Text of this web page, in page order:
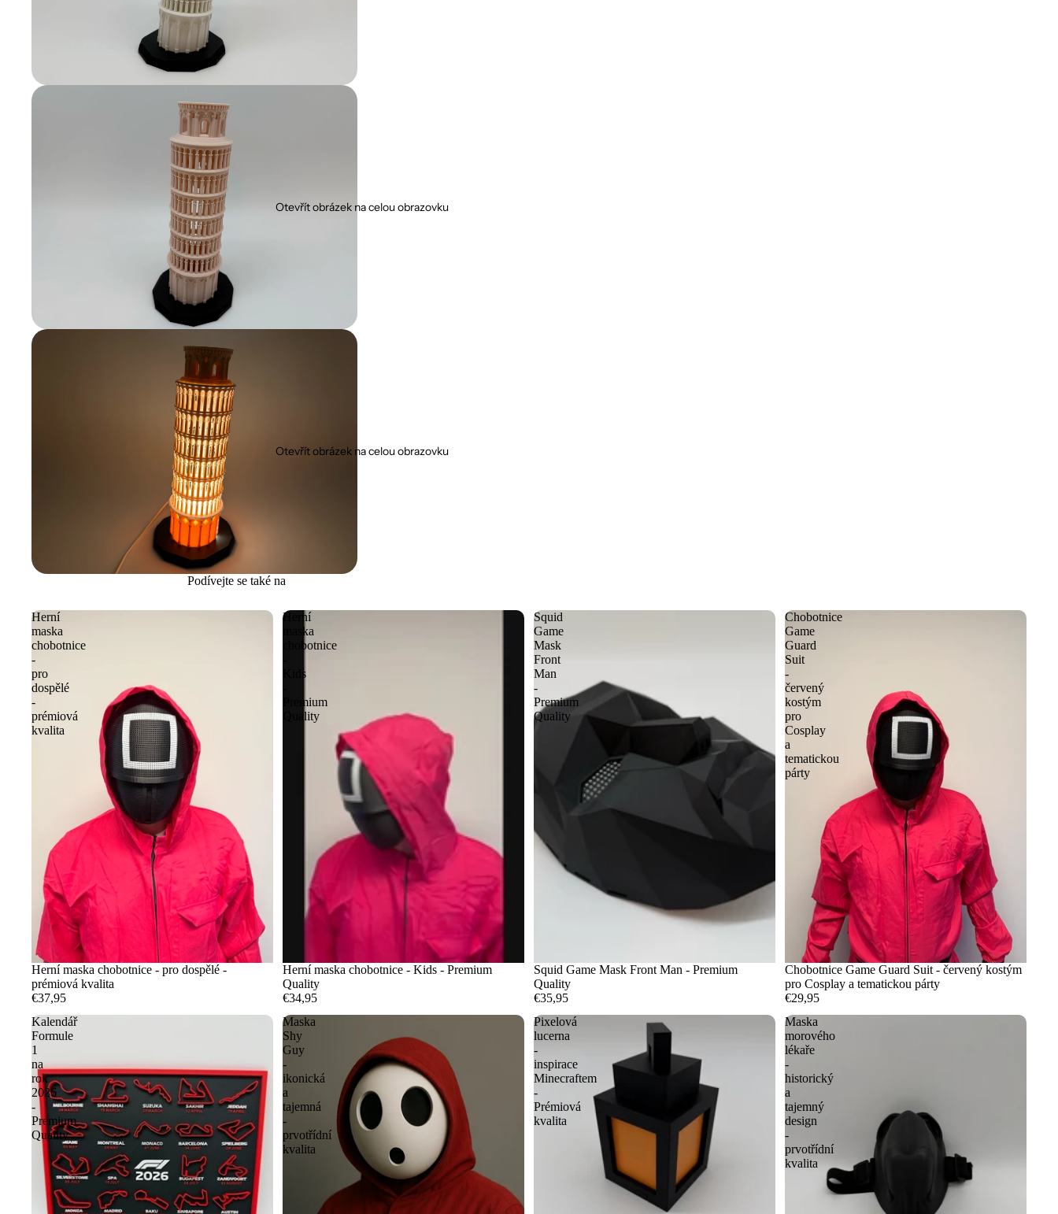
Otevřít obrázek na celou obrazovku
Otevřít obrázek na celou obrazovku
Podívejte se také na
Herní
maska
chobotnice
-
pro
dospělé
-
prémiová
kvalita
Herní maska chobotnice - pro dospělé -
prémiová kvalita
€37,95
Herní
maska
chobotnice
Kids
Premium
Quality
Herní maska chobotnice - Kids - Premium
Quality
€34,95
Squid
Game
Mask
Front
Man
-
Premium
Quality
Squid Game Mask Front Man - Premium
Quality
€35,95
Chobotnice
Game
Guard
Suit
-
červený
kostým
pro
Cosplay
a
tematickou
párty
Chobotnice Game Guard Suit - červený kostým
pro Cosplay a tematickou párty
€29,95
Kalendář
Formule
1
na
rok
2026
-
Premium
Quality
Maska
Shy
Guy
-
ikonická
a
tajemná
-
prvotřídní
kvalita
Pixelová
lucerna
-
inspirace
Minecraftem
-
Prémiová
kvalita
Maska
morového
lékaře
-
historický
a
tajemný
design
-
prvotřídní
kvalita